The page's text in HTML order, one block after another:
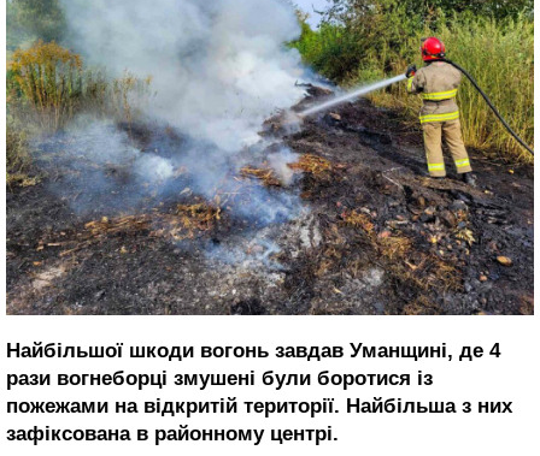
Найбільшої шкоди вогонь завдав Уманщині, де 4
рази вогнеборці змушені були боротися із
пожежами на відкритій території. Найбільша з них
зафіксована в районному центрі.